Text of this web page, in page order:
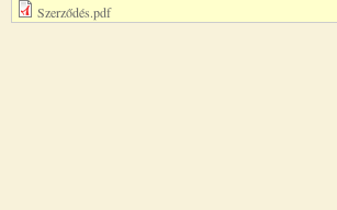
Szerződés.pdf